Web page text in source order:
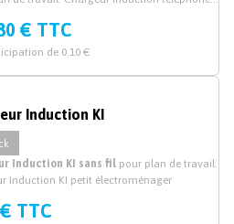
€ TTC
de 0.10 €
Induction KI
Induction KI sans fil pour plan de travail.
Induction KI petit électroménager
TTC